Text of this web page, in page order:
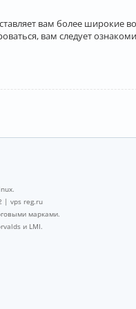
вам более
вам следует
| vps reg.ru
марками.
и LMI.